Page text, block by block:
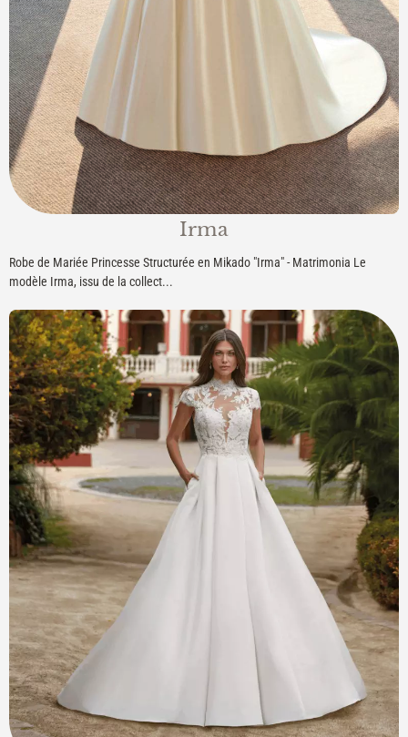
Irma
Robe de Mariée Princesse Structurée en Mikado "Irma" - Matrimonia Le
modèle Irma, issu de la collect...